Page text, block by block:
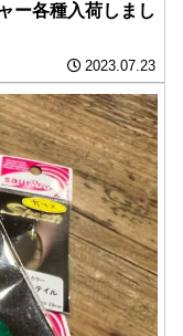
ー各種入荷しまし
2023.07.23